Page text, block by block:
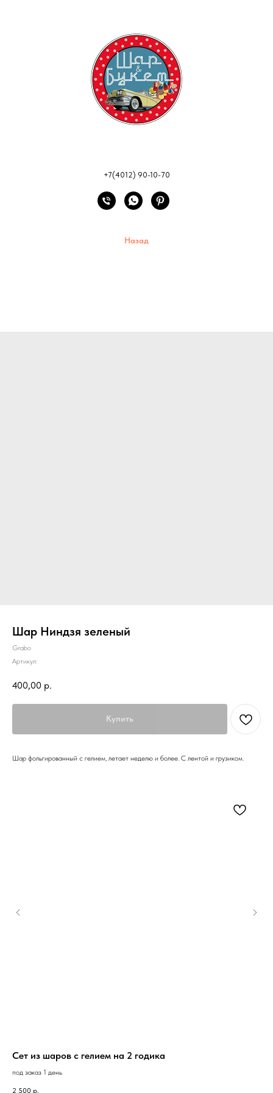
+7(4012) 90-10-70
Назад
Шар Ниндзя зеленый
Grabo
Артикул:
400,00 р.
Купить
Шар фольгированный с гелием, летает неделю и более. С лентой и грузиком.
Сет из шаров с гелием на 2 годика
под заказ 1 день
2 500 р.